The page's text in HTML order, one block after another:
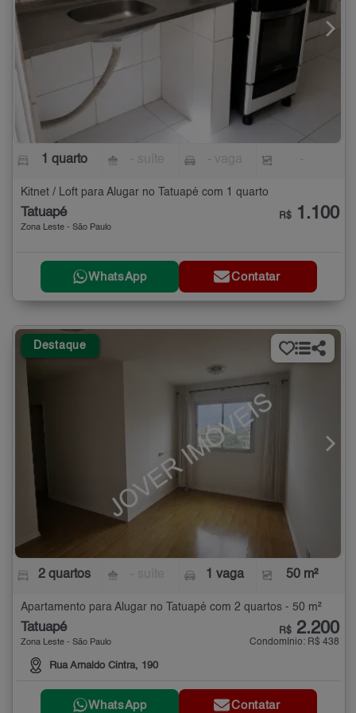
1 quarto
Kitnet / Loft para Alugar no Tatuapé com 1 quarto
Tatuapé
Zona Leste - São Paulo
R$ 1.100
WhatsApp Contatar
Destaque
2 quartos 1 vaga 50 m²
Apartamento para Alugar no Tatuapé com 2 quartos - 50 m²
Tatuapé
Zona Leste - São Paulo
Rua Arnaldo Cintra, 190
R$ 2.200
Condomínio: R$ 438
WhatsApp Contatar